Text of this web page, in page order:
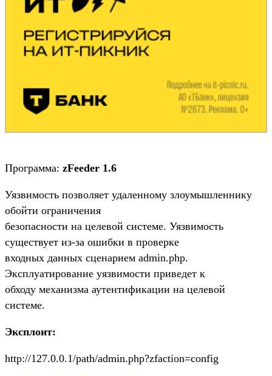
Программа: zFeeder 1.6
Уязвимость позволяет удаленному злоумышленнику
обойти ограничения
безопасности на целевой системе. Уязвимость
существует из-за ошибки в проверке
входных данных сценарием admin.php.
Эксплуатирование уязвимости приведет к
обходу механизма аутентификации на целевой
системе.
Эксплоит:
http://127.0.0.1/path/admin.php?zfaction=config